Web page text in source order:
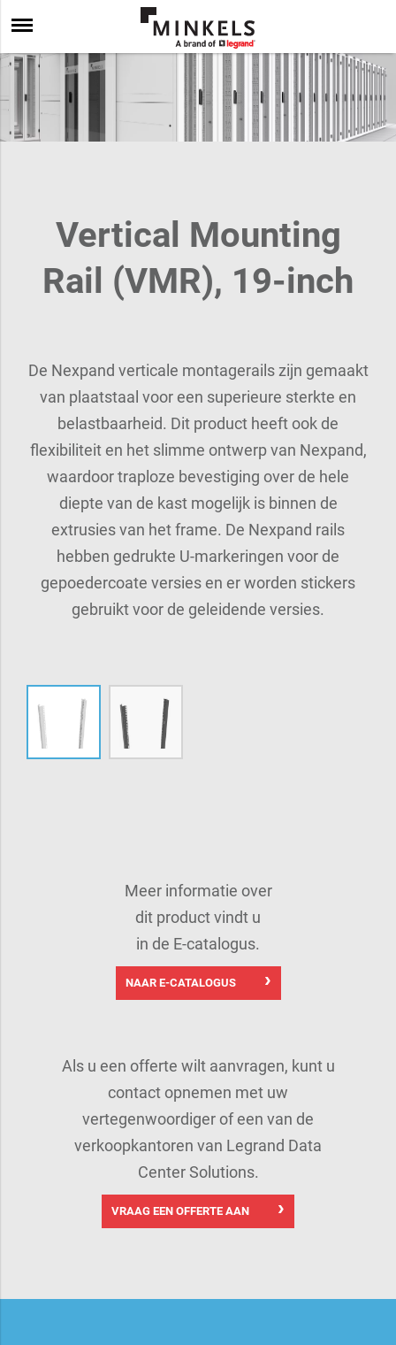
Vertical Mounting
Rail (VMR), 19-inch
De Nexpand verticale montagerails zijn gemaakt
van plaatstaal voor een superieure sterkte en
belastbaarheid. Dit product heeft ook de
flexibiliteit en het slimme ontwerp van Nexpand,
waardoor traploze bevestiging over de hele
diepte van de kast mogelijk is binnen de
extrusies van het frame. De Nexpand rails
hebben gedrukte U-markeringen voor de
gepoedercoate versies en er worden stickers
gebruikt voor de geleidende versies.
Meer informatie over
dit product vindt u
in de E-catalogus.
NAAR E-CATALOGUS
Als u een offerte wilt aanvragen, kunt u
contact opnemen met uw
vertegenwoordiger of een van de
verkoopkantoren van Legrand Data
Center Solutions.
VRAAG EEN OFFERTE AAN